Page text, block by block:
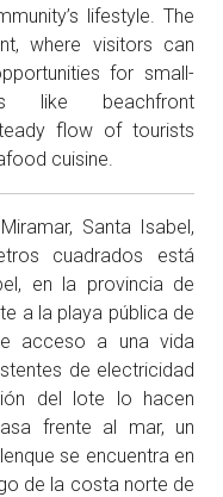
lifestyle. The
where visitors can
for small-
like beachfront
flow of tourists
cuisine.
Santa Isabel,
cuadrados está
en la provincia de
a la playa pública de
acceso a una vida
de electricidad
del lote lo hacen
frente al mar, un
se encuentra en
de la costa norte de